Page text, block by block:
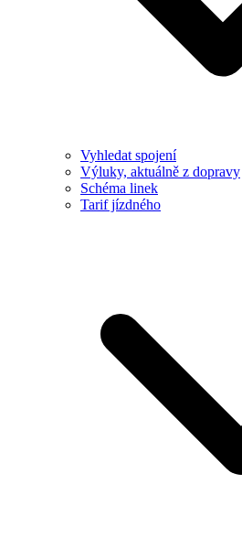
Vyhledat spojení
Výluky, aktuálně z dopravy
Schéma linek
Tarif jízdného